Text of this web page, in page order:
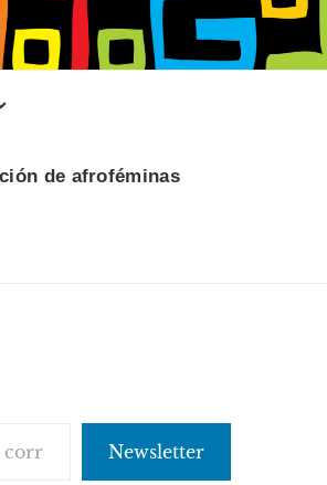
de afroféminas
Newsletter